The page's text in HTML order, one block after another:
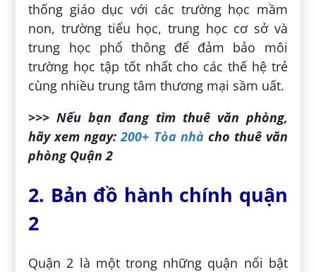
thống giáo dục với các trường học mầm
non, trường tiểu học, trung học cơ sở và
trung học phổ thông để đảm bảo môi
trường học tập tốt nhất cho các thế hệ trẻ
cùng nhiều trung tâm thương mại sầm uất.
>>> Nếu bạn đang tìm thuê văn phòng,
hãy xem ngay:200+ Tòa nhàcho thuê văn
phòng Quận 2
2. Bản đồ hành chính quận
2
Quận 2 là một trong những quận nổi bật